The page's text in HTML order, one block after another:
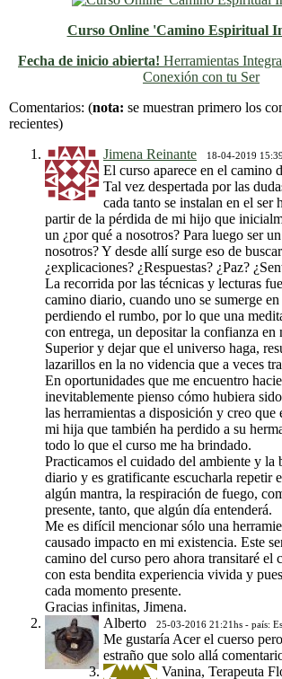
Curso Online 'Camino Espiritual
Fecha de inicio abierta! Herramientas
Conexión con tu Ser
Previo
Siguiente
Comentarios: (nota: se muestran primero los
recientes)
Jimena Reinante
18-04-2019
El curso aparece en el camino
Tal vez despertada por las
cada tanto se instalan en el ser
partir de la pérdida de mi hijo que
un ¿por qué a nosotros? Para luego ser
nosotros? Y desde allí surge eso de
¿explicaciones? ¿Respuestas? ¿Paz?
La recorrida por las técnicas y lecturas
camino diario, cuando uno se sumerge
perdiendo el rumbo, por lo que una
con entrega, un depositar la confianza en
Superior y dejar que el universo haga,
lazarillos en la no videncia que a veces
En oportunidades que me encuentro
inevitablemente pienso cómo hubiera
las herramientas a disposición y creo que
mi hija que también ha perdido a su
todo lo que el curso me ha brindado.
Practicamos el cuidado del ambiente y la
diario y es gratificante escucharla repetir
algún mantra, la respiración de fuego,
presente, tanto, que algún día entenderá.
Me es difícil mencionar sólo una
causado impacto en mi existencia. Este
camino del curso pero ahora transitaré el
con esta bendita experiencia vivida y
cada momento presente.
Gracias infinitas, Jimena.
Alberto
25-03-2016 21:21hs - país:
Me gustaría Acer el cuerso
estraño que solo allá
Vanina, Terapeuta